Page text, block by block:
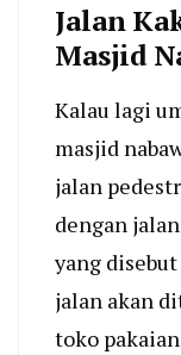
Jalan
Masjid
Kalau lagi
masjid
jalan
dengan
yang
jalan akan
toko